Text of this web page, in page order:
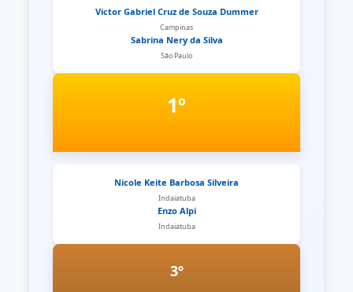
Victor Gabriel Cruz de Souza Dummer
Campinas
Sabrina Nery da Silva
São Paulo
1º
Nicole Keite Barbosa Silveira
Indaiatuba
Enzo Alpi
Indaiatuba
3º